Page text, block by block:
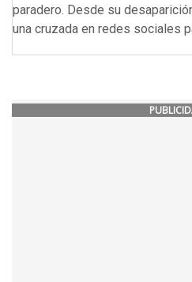
paradero. Desde su
una cruzada en redes sociales